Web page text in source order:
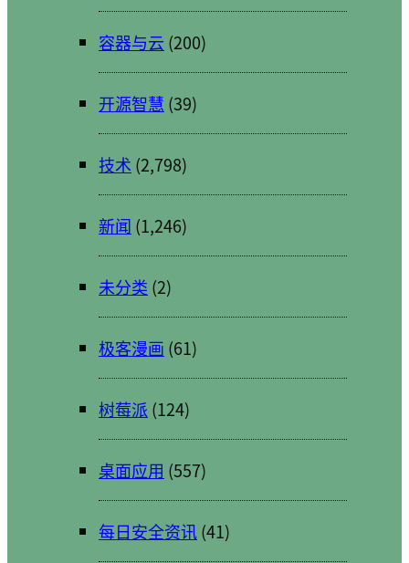
容器与云 (200)
开源智慧 (39)
技术 (2,798)
新闻 (1,246)
未分类 (2)
极客漫画 (61)
树莓派 (124)
桌面应用 (557)
每日安全资讯(41)